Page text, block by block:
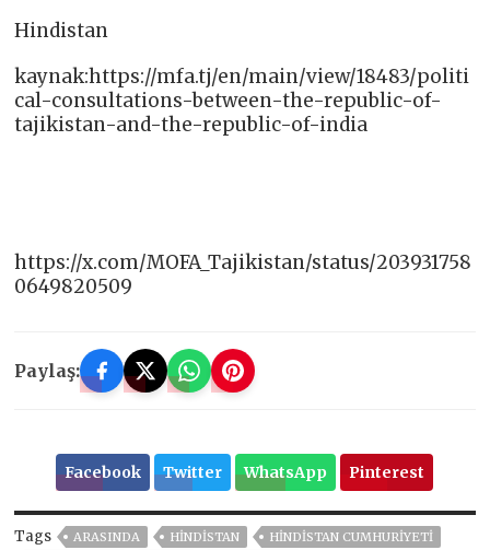
Hindistan
kaynak:https://mfa.tj/en/main/view/18483/politi
cal-consultations-between-the-republic-of-
tajikistan-and-the-republic-of-india
https://x.com/MOFA_Tajikistan/status/203931758
0649820509
Paylaş:
Facebook Twitter WhatsApp Pinterest
Tags ARASINDA HİNDİSTAN
HINDISTAN CUMHURIYETI